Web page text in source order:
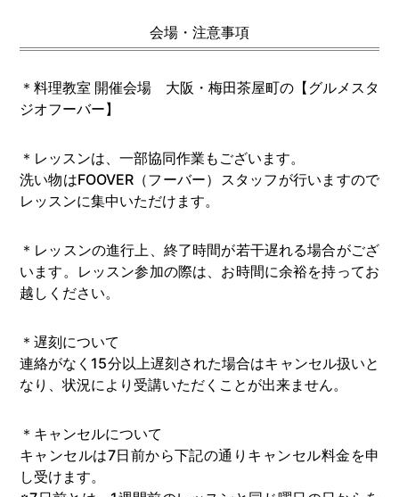
会場・注意事項
＊料理教室 開催会場 大阪・梅田茶屋町の【グルメスタ
ジオフーバー】
＊レッスンは、一部協同作業もございます。
洗い物はFOOVER（フーバー）スタッフが行いますので
レッスンに集中いただけます。
＊レッスンの進行上、終了時間が若干遅れる場合がござ
います。レッスン参加の際は、お時間に余裕を持ってお
越しください。
＊遅刻について
連絡がなく15分以上遅刻された場合はキャンセル扱いと
なり、状況により受講いただくことが出来ません。
＊キャンセルについて
キャンセルは7日前から下記の通りキャンセル料金を申
し受けます。